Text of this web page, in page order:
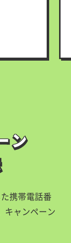
ン
ン
携帯電話番
キャンペーン